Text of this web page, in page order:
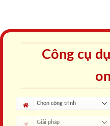
Công cụ